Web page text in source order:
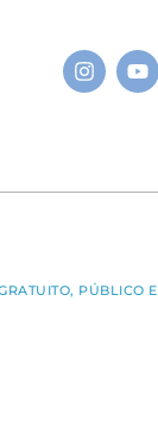
PÚBLICO E